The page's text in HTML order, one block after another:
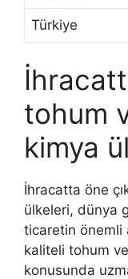
Türkiye
tohum
kimya
İhracatta öne
ülkeleri, dünya
ticaretin önemli
kaliteli tohum
konusunda